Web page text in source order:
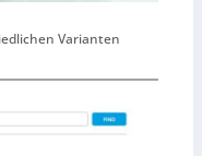
Varianten